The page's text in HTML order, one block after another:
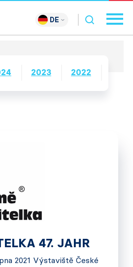
DE
2023 2022
47. JAHR
2021 Výstaviště České